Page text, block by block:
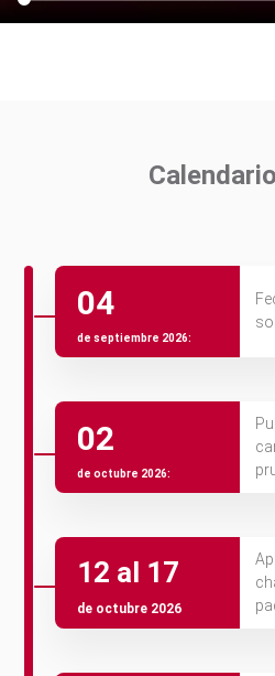
04
de septiembre 2026:
02
de octubre 2026:
12 al 17
de octubre 2026